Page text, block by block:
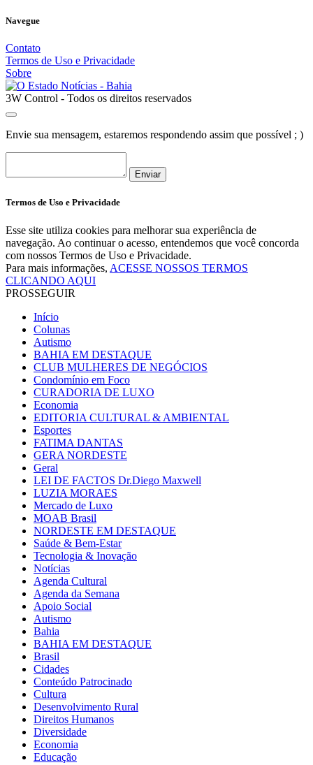
Navegue
Contato
Termos de Uso e Privacidade
Sobre
3W Control - Todos os direitos reservados
Envie sua mensagem, estaremos respondendo assim que possível ; )
Enviar
Termos de Uso e Privacidade
Esse site utiliza cookies para melhorar sua experiência de
navegação. Ao continuar o acesso, entendemos que você concorda
com nossos Termos de Uso e Privacidade.
Para mais informações, ACESSE NOSSOS TERMOS
CLICANDO AQUI
PROSSEGUIR
Início
Colunas
Autismo
BAHIA EM DESTAQUE
CLUB MULHERES DE NEGÓCIOS
Condomínio em Foco
CURADORIA DE LUXO
Economia
EDITORIA CULTURAL & AMBIENTAL
Esportes
FATIMA DANTAS
GERA NORDESTE
Geral
LEI DE FACTOS Dr.Diego Maxwell
LUZIA MORAES
Mercado de Luxo
MOAB Brasil
NORDESTE EM DESTAQUE
Saúde & Bem-Estar
Tecnologia & Inovação
Notícias
Agenda Cultural
Agenda da Semana
Apoio Social
Autismo
Bahia
BAHIA EM DESTAQUE
Brasil
Cidades
Conteúdo Patrocinado
Cultura
Desenvolvimento Rural
Direitos Humanos
Diversidade
Economia
Educação